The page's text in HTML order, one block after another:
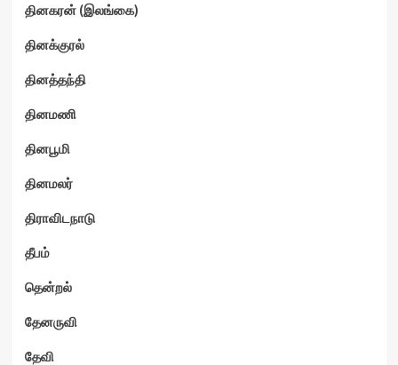
தினகரன் (இலங்கை)
தினக்குரல்
தினத்தந்தி
தினமணி
தினபூமி
தினமலர்
திராவிடநாடு
தீபம்
தென்றல்
தேனருவி
தேவி